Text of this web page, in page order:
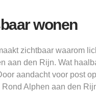
wonen
zichtbaar waarom
aan den Rijn. Wat
aandacht voor post
Alphen aan den